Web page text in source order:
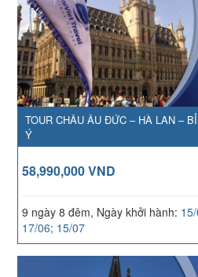
TOUR CHÂU ÂU ĐỨC – HÀ LAN –
Ý
58,990,000 VND
9 ngày 8 đêm, Ngày khởi hành:
17/06; 15/07